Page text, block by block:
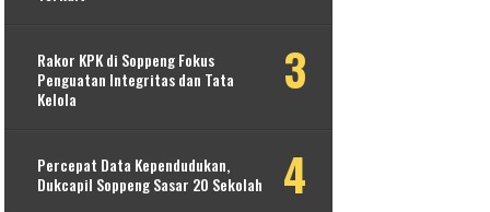
Rakor KPK di Soppeng Fokus
Penguatan Integritas dan Tata
Kelola
Percepat Data Kependudukan,
Dukcapil Soppeng Sasar 20 Sekolah